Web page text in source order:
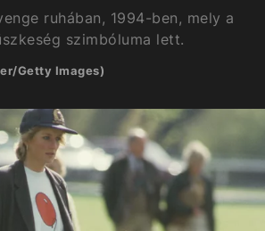
ruhában, 1994-ben, mely a
szimbóluma lett.
Getty Images)